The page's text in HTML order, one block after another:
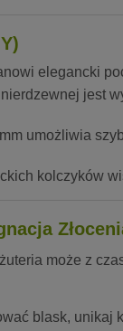
elegancki
jest
umożliwia
kolczyków
może z
blask, unikaj